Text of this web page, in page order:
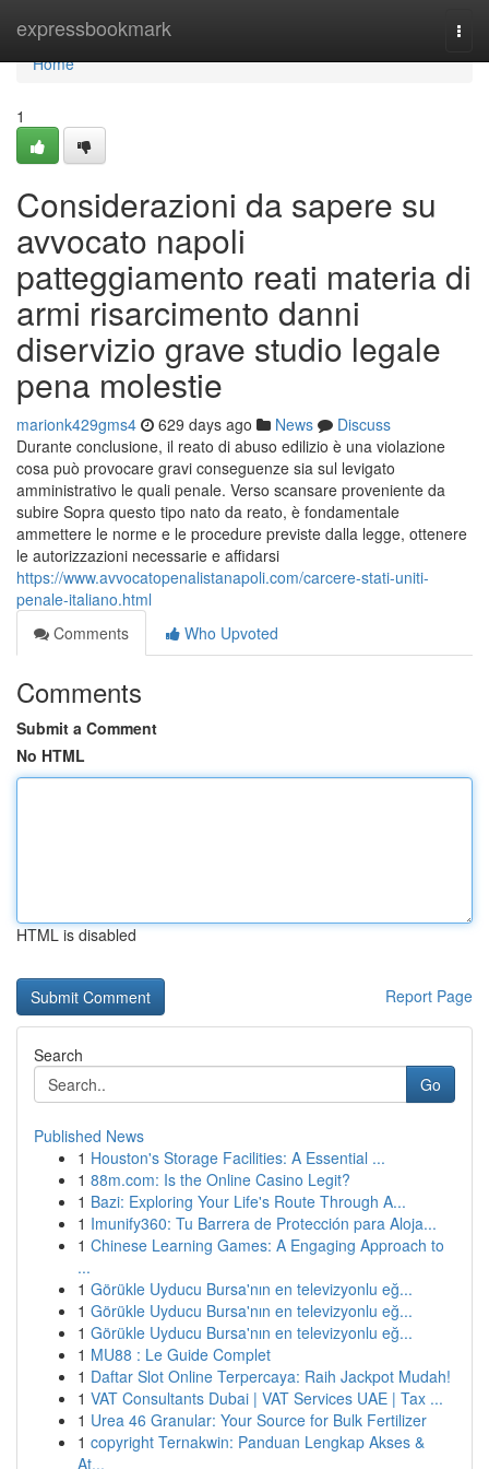
expressbookmark
Home
Home
1
Considerazioni da sapere su
avvocato napoli
patteggiamento reati materia di
armi risarcimento danni
diservizio grave studio legale
pena molestie
marionk429gms4 629 days ago News
Discuss
Durante conclusione, il reato di abuso edilizio è una violazione
cosa può provocare gravi conseguenze sia sul levigato
amministrativo le quali penale. Verso scansare proveniente da
subire Sopra questo tipo nato da reato, è fondamentale
ammettere le norme e le procedure previste dalla legge, ottenere
le autorizzazioni necessarie e affidarsi
https://www.avvocatopenalistanapoli.com/carcere-stati-uniti-
penale-italiano.html
Comments
Who Upvoted
Comments
Submit a Comment
No HTML
HTML is disabled
Report Page
Search
Go
Published News
1 Houston's Storage Facilities: A Essential ...
1 88m.com: Is the Online Casino Legit?
1 Bazi: Exploring Your Life's Route Through A...
1 Imunify360: Tu Barrera de Protección para Aloja...
1 Chinese Learning Games: A Engaging Approach to
...
1 Görükle Uyducu Bursa'nın en televizyonlu eğ...
1 Görükle Uyducu Bursa'nın en televizyonlu eğ...
1 Görükle Uyducu Bursa'nın en televizyonlu eğ...
1 MU88 : Le Guide Complet
1 Daftar Slot Online Terpercaya: Raih Jackpot Mudah!
1 VAT Consultants Dubai | VAT Services UAE | Tax ...
1 Urea 46 Granular: Your Source for Bulk Fertilizer
1 copyright Ternakwin: Panduan Lengkap Akses &
At...